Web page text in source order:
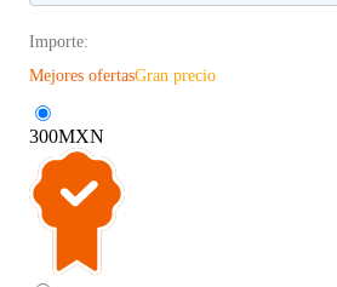
Importe:
Mejores ofertasGran precio
300MXN